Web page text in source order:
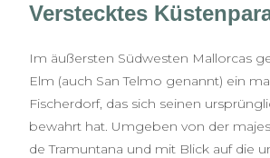
Verstecktes
Im äußersten Südwesten Mallorcas
Elm (auch San Telmo genannt) ein
Fischerdorf, das sich seinen
bewahrt hat. Umgeben von der
de Tramuntana und mit Blick auf die